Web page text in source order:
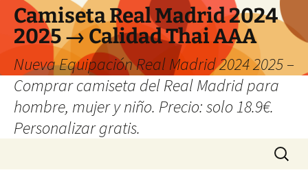
Camiseta Real Madrid 2024
2025 → Calidad Thai AAA
Nueva Equipación Real Madrid 2024 2025 –
Comprar camiseta del Real Madrid para
hombre, mujer y niño. Precio: solo 18.9€.
Personalizar gratis.
Buscar: